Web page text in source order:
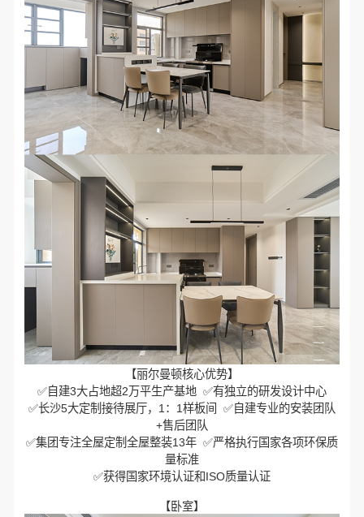
【丽尔曼顿核心优势】
✅自建3大占地超2万平生产基地 ✅有独立的研发设计中心
✅长沙5大定制接待展厅，1：1样板间 ✅自建专业的安装团队
+售后团队
✅集团专注全屋定制全屋整装13年 ✅严格执行国家各项环保质
量标准
✅获得国家环境认证和ISO质量认证
【卧室】